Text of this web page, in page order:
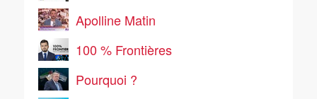
Apolline Matin
100 % Frontières
Pourquoi ?